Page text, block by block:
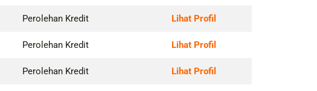
Perolehan Kredit Lihat Profil
Perolehan Kredit Lihat Profil
Perolehan Kredit Lihat Profil